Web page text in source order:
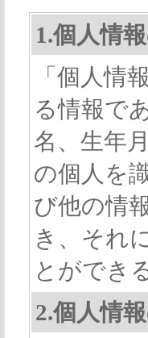
1.個人情
「個人情
る情報で
名、生年
の個人を
び他の情
き、それ
とができ
2.個人情